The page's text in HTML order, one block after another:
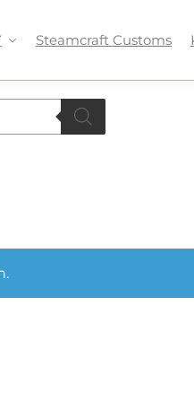
Steamcraft Customs